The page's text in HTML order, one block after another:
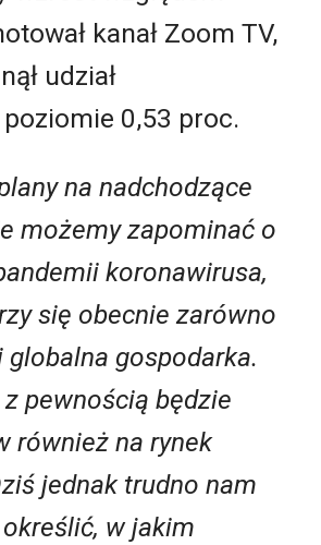
kanał Zoom TV,
udział
0,53 proc.
na nadchodzące
możemy zapominać o
koronawirusa,
się obecnie zarówno
globalna gospodarka.
pewnością będzie
również na rynek
jednak trudno nam
w jakim